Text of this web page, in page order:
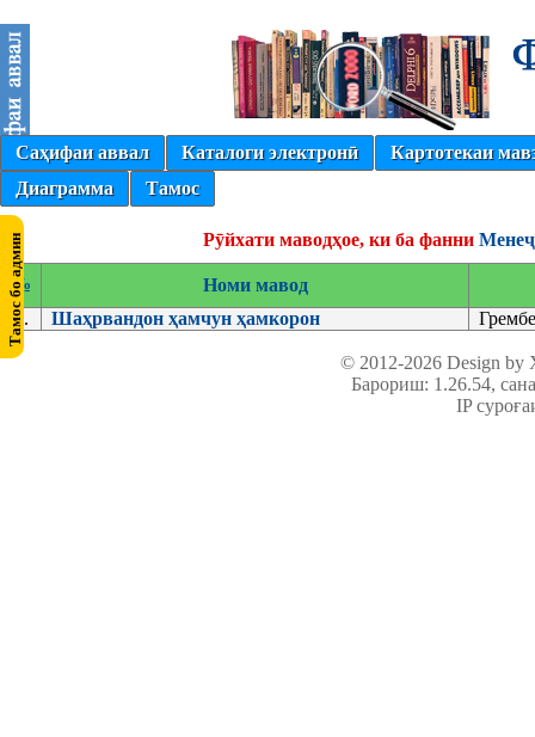
Саҳифаи аввал Каталоги электронӣ
Картотекаи
Диаграмма
Тамос
Рӯйхати маводҳое, ки ба фанни
№ Номи мавод
1.
Шаҳрвандон ҳамчун ҳамкорон
© 2012-2026 Design
Барориш: 1.26.54,
IP